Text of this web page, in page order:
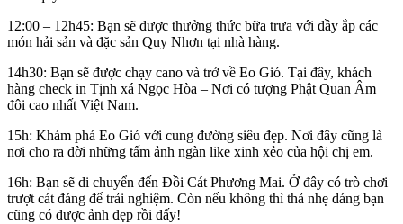
12:00 – 12h45: Bạn sẽ được thưởng thức bữa trưa với đầy ắp các
món hải sản và đặc sản Quy Nhơn tại nhà hàng.
14h30: Bạn sẽ được chạy cano và trở về Eo Gió. Tại đây, khách
hàng check in Tịnh xá Ngọc Hòa – Nơi có tượng Phật Quan Âm
đôi cao nhất Việt Nam.
15h: Khám phá Eo Gió với cung đường siêu đẹp. Nơi đây cũng là
nơi cho ra đời những tấm ảnh ngàn like xinh xẻo của hội chị em.
16h: Bạn sẽ di chuyển đến Đồi Cát Phương Mai. Ở đây có trò chơi
trượt cát đáng để trải nghiệm. Còn nếu không thì thả nhẹ dáng bạn
cũng có được ảnh đẹp rồi đấy!